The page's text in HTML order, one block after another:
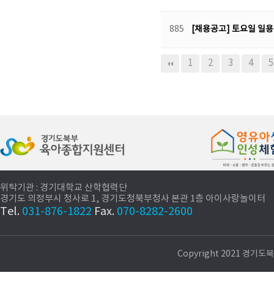
885 [채용공고] 토요일 일
1 2 3 4 5
위탁기관 : 경기대학교 산학협력단
경기도 의정부시 청사로 1, 경기도청북부청사 본관 1층 아이사랑놀이터
Tel. 031-876-1822 Fax. 070-8282-2600
Copyright 2021 경기도